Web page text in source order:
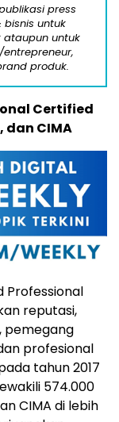
press
bisnis untuk
ataupun untuk
produk.
Certified
dan CIMA
Professional
reputasi,
pemegang
profesional
tahun 2017
574.000
CIMA di lebih